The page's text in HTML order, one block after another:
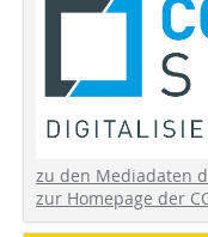
zu den Mediadaten
zur Homepage der